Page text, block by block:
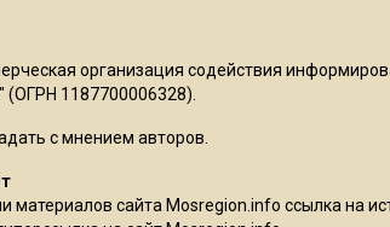
организация содействия
1187700006328).
с мнением авторов.
материалов сайта Mosregion.info ссылка на